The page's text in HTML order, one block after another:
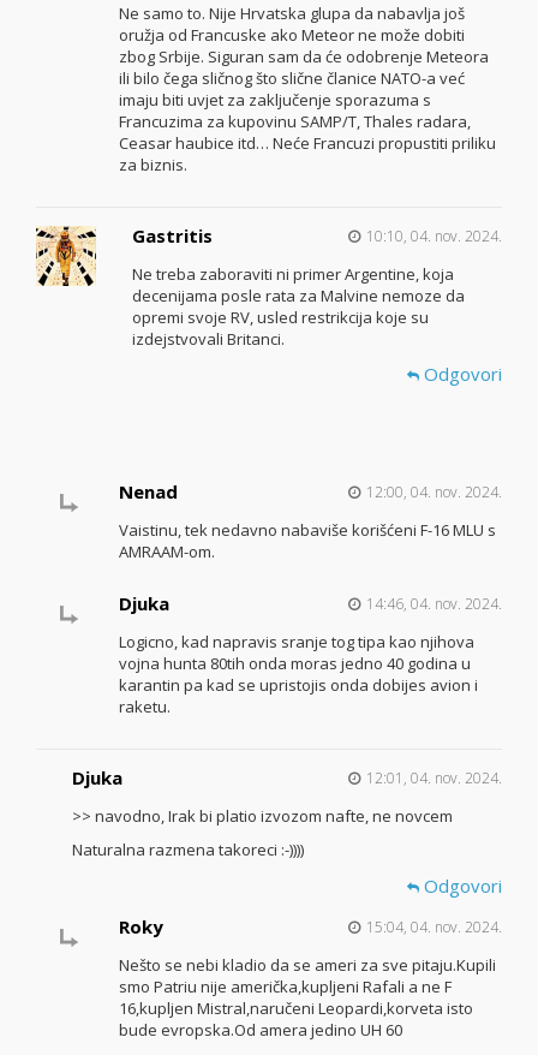
Ne samo to. Nije Hrvatska glupa da nabavlja još
oružja od Francuske ako Meteor ne može dobiti
zbog Srbije. Siguran sam da će odobrenje Meteora
ili bilo čega sličnog što slične članice NATO-a već
imaju biti uvjet za zaključenje sporazuma s
Francuzima za kupovinu SAMP/T, Thales radara,
Ceasar haubice itd… Neće Francuzi propustiti priliku
za biznis.
Gastritis 10:10, 04. nov. 2024.
Ne treba zaboraviti ni primer Argentine, koja
decenijama posle rata za Malvine nemoze da
opremi svoje RV, usled restrikcija koje su
izdejstvovali Britanci.
Odgovori
Nenad 12:00, 04. nov. 2024.
Vaistinu, tek nedavno nabaviše korišćeni F-16 MLU s
AMRAAM-om.
Djuka 14:46, 04. nov. 2024.
Logicno, kad napravis sranje tog tipa kao njihova
vojna hunta 80tih onda moras jedno 40 godina u
karantin pa kad se upristojis onda dobijes avion i
raketu.
Djuka 12:01, 04. nov. 2024.
>> navodno, Irak bi platio izvozom nafte, ne novcem
Naturalna razmena takoreci :-))))
Odgovori
Roky
15:04, 04. nov. 2024.
Nešto se nebi kladio da se ameri za sve pitaju.Kupili
smo Patriu nije američka,kupljeni Rafali a ne F
16,kupljen Mistral,naručeni Leopardi,korveta isto
bude evropska.Od amera jedino UH 60